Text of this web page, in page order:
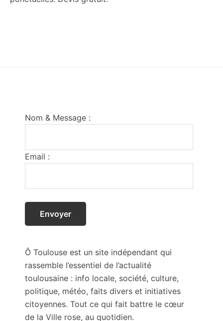
Nom & Message :
Email :
Ô Toulouse est un site indépendant qui
rassemble l’essentiel de l’actualité
toulousaine : info locale, société, culture,
politique, météo, faits divers et initiatives
citoyennes. Tout ce qui fait battre le cœur
de la Ville rose, au quotidien.